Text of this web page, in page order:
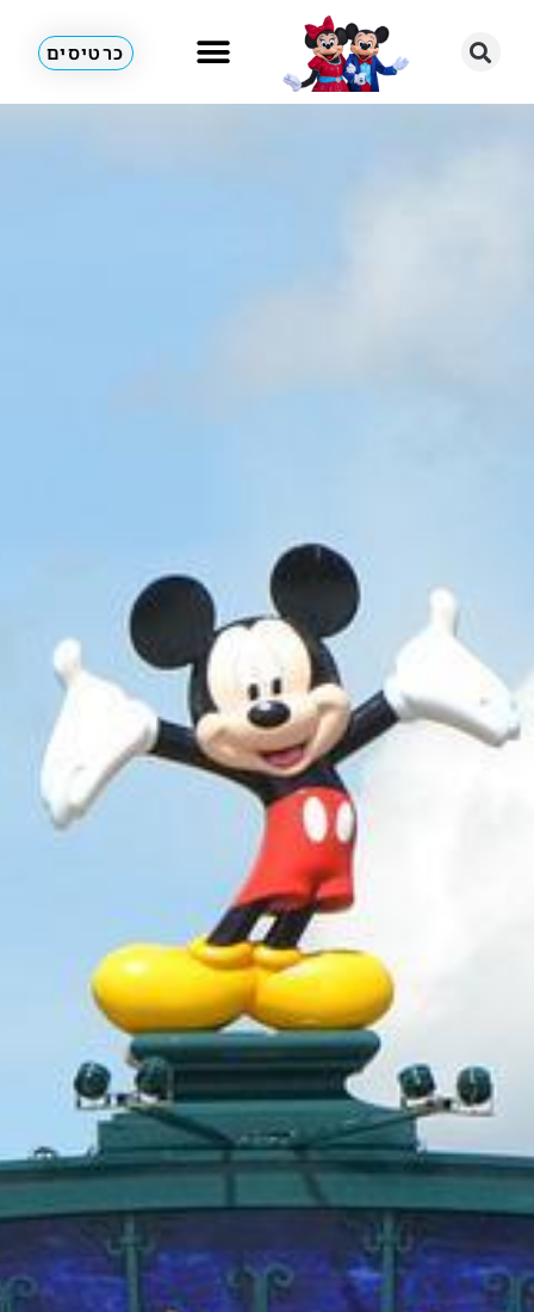
כרטיסים